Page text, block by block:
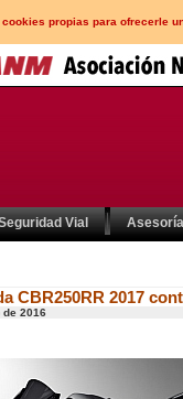
propias para ofrecerle
Vial Asesoría
CBR250RR 2017
de 2016